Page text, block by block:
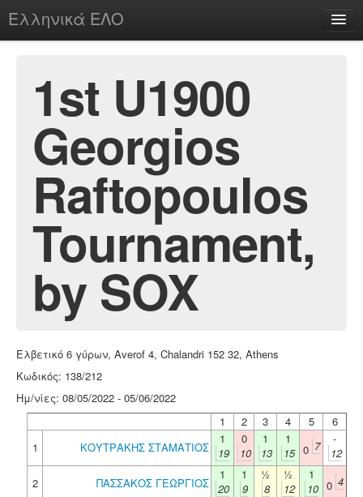
Ελληνικά ΕΛΟ
chesstu.be @ discord
Login
1st U1900
Georgios
Raftopoulos
Tournament,
by SOX
Ελβετικό 6 γύρων, Averof 4, Chalandri 152 32, Athens
Κωδικός: 138/212
Ημ/νίες: 08/05/2022 - 05/06/2022
1
2 3 4 5
6
1
ΚΟΥΤΡΑΚΗΣ ΣΤΑΜΑΤΙΟΣ
1
19
0
10
1
13
1
15 0 7
-
12
2
ΠΑΣΣΑΚΟΣ ΓΕΩΡΓΙΟΣ
1
20
1
9
½
8
½
12
1
10 0 4